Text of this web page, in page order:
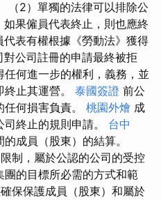
（2）單獨的法律可以排除公
果僱員代表終止，則也應終
表有權根據《勞動法》獲得
公司註冊的申請最終被拒
何進一步的權利，義務，並
止其運營。 泰國簽證 前公
何損害負責。 桃園外燴 成
終止​​的規則申請。 台中
成員（股東）的結算。
制，屬於公認的公司的受控
的目標所必需的方式和範
保保護成員（股東）和屬於